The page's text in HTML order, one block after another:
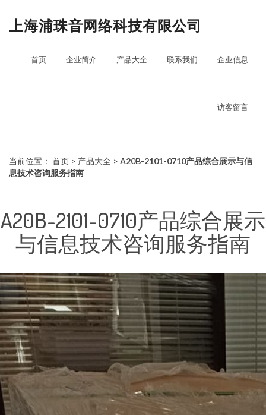
上海浦珠音网络科技有限公司
首页 企业简介 产品大全 联系我们 企业信息
访客留言
当前位置： 首页 > 产品大全 > A20B-2101-0710产品综合展示与信
息技术咨询服务指南
A20B-2101-0710产品综合展示
与信息技术咨询服务指南